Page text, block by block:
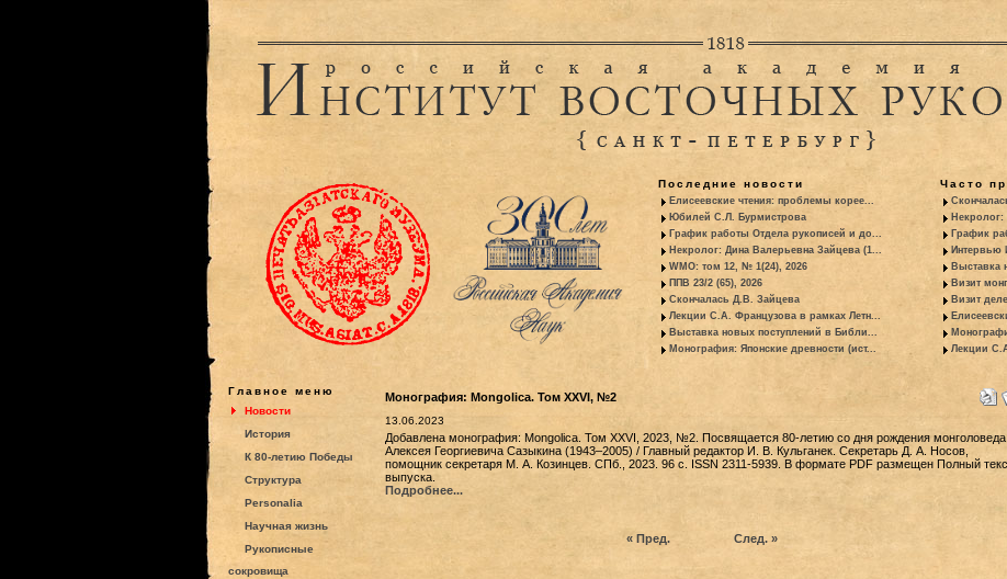
Последние новости
Елисеевские чтения: проблемы корее...
Юбилей С.Л. Бурмистрова
График работы Отдела рукописей и до...
Некролог: Дина Валерьевна Зайцева (1...
WMO: том 12, № 1(24), 2026
ППВ 23/2 (65), 2026
Скончалась Д.В. Зайцева
Лекции С.А. Французова в рамках Летн...
Выставка новых поступлений в Библи...
Монография: Японские древности (ист...
Часто
График
Интервью
Выставка
Визит
Визит
Лекции
Главное меню
Новости
История
К 80-летию Победы
Структура
Personalia
Научная жизнь
Рукописные
сокровища
Монография: Mongolica. Том XXVI, №2
13.06.2023
Добавлена монография: Mongolica. Том XXVI, 2023, №2. Посвящается 80-летию со дня рождения монголоведа
Алексея Георгиевича Сазыкина (1943–2005) / Главный редактор И. В. Кульганек. Секретарь Д. А. Носов,
помощник секретаря М. А. Козинцев. СПб., 2023. 96 с. ISSN 2311-5939. В формате PDF размещен Полный
выпуска.
Подробнее...
« Пред. След. »